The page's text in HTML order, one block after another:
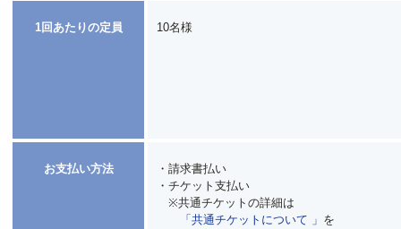
1回あたりの定員 10名様
お支払い方法
・請求書払い
・チケット支払い
※共通チケットの詳細は
「共通チケットについて 」 を